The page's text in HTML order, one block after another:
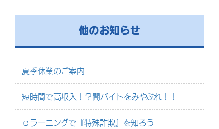
他のお知らせ
夏季休業のご案内
短時間で高収入！？闇バイトをみやぶれ！！
ｅラーニングで『特殊詐欺』を知ろう